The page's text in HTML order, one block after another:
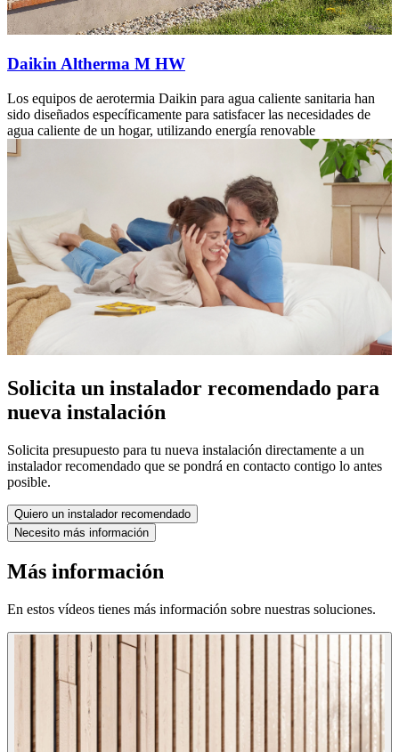
Daikin Altherma M HW
Los equipos de aerotermia Daikin para agua caliente sanitaria han
sido diseñados específicamente para satisfacer las necesidades de
agua caliente de un hogar, utilizando energía renovable
Solicita un instalador recomendado para
nueva instalación
Solicita presupuesto para tu nueva instalación directamente a un
instalador recomendado que se pondrá en contacto contigo lo antes
posible.
Quiero un instalador recomendado
Necesito más información
Más información
En estos vídeos tienes más información sobre nuestras soluciones.